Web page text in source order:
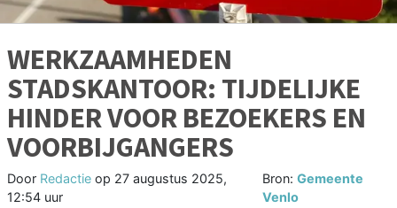
WERKZAAMHEDEN
STADSKANTOOR: TIJDELIJKE
HINDER VOOR BEZOEKERS EN
VOORBIJGANGERS
Door Redactie op 27 augustus 2025,
12:54 uur
Bron: Gemeente
Venlo